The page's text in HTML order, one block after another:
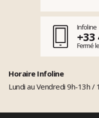
Infoline
+33
Fermé
Horaire Infoline
Lundi au Vendredi 9h-13h /